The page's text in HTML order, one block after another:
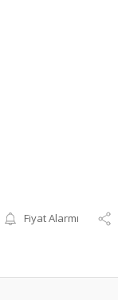
Fiyat Alarmı